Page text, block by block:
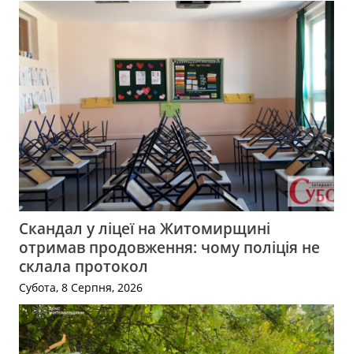
Скандал у ліцеї на Житомирщині
отримав продовження: чому поліція не
склала протокол
Субота, 8 Серпня, 2026